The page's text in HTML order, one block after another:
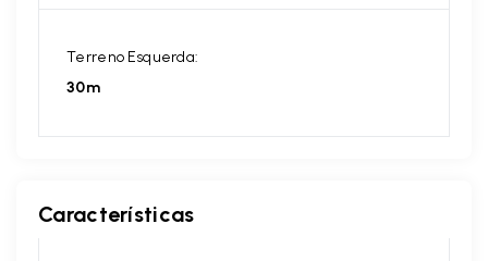
Terreno Esquerda:
30m
Características